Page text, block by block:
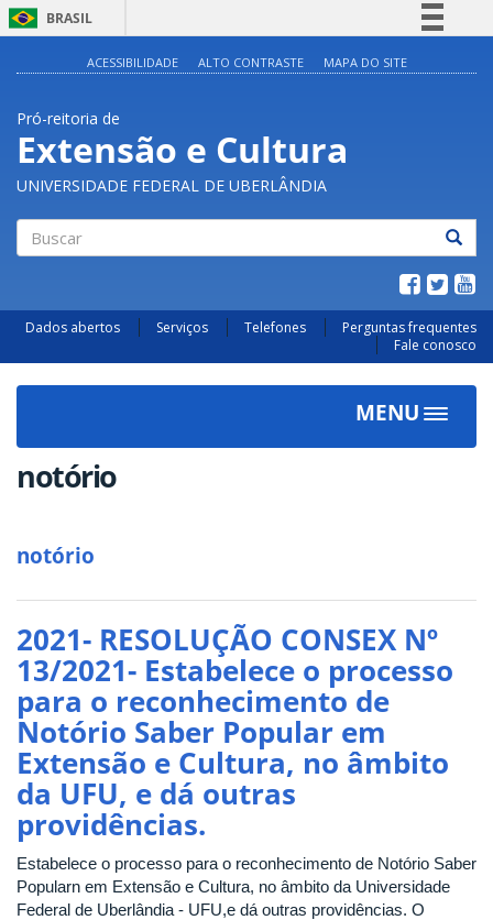
BRASIL
Acesso à informação
Legislação
Canais
ACESSIBILIDADE ALTO CONTRASTE MAPA DO SITE
Pró-reitoria de
Extensão e Cultura
UNIVERSIDADE FEDERAL DE UBERLÂNDIA
Dados abertos Serviços Telefones
Perguntas frequentes
Fale conosco
MENU
Toggle
notório
notório
2021- RESOLUÇÃO CONSEX Nº
13/2021- Estabelece o processo
para o reconhecimento de
Notório Saber Popular em
Extensão e Cultura, no âmbito
da UFU, e dá outras
providências.
Estabelece o processo para o reconhecimento de Notório Saber
Popularn em Extensão e Cultura, no âmbito da Universidade
Federal de Uberlândia - UFU,e dá outras providências. O